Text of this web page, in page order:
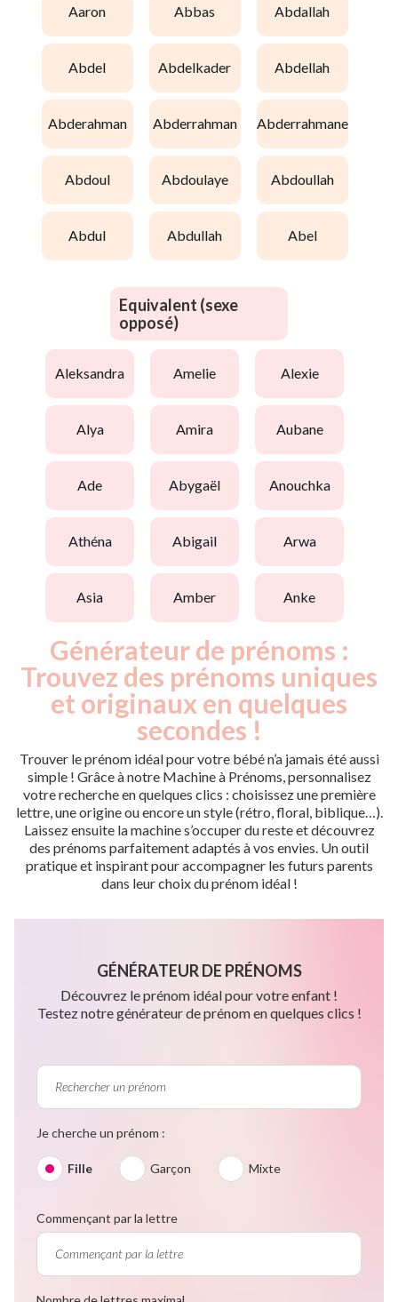
aaron abbas abdallah
abdel abdelkader abdellah
abderahman abderrahman abderrahmane
abdoul abdoulaye abdoullah
abdul abdullah abel
Equivalent (sexe
opposé)
aleksandra amelie alexie
alya amira aubane
ade abygaël anouchka
athéna abigail arwa
asia amber anke
Générateur de prénoms :
Trouvez des prénoms uniques
et originaux en quelques
secondes !
Trouver le prénom idéal pour votre bébé n’a jamais été aussi
simple ! Grâce à notre Machine à Prénoms, personnalisez
votre recherche en quelques clics : choisissez une première
lettre, une origine ou encore un style (rétro, floral, biblique…).
Laissez ensuite la machine s’occuper du reste et découvrez
des prénoms parfaitement adaptés à vos envies. Un outil
pratique et inspirant pour accompagner les futurs parents
dans leur choix du prénom idéal !
GÉNÉRATEUR DE PRÉNOMS
Découvrez le prénom idéal pour votre enfant !
Testez notre générateur de prénom en quelques clics !
Je cherche un prénom :
Fille Garçon Mixte
Commençant par la lettre